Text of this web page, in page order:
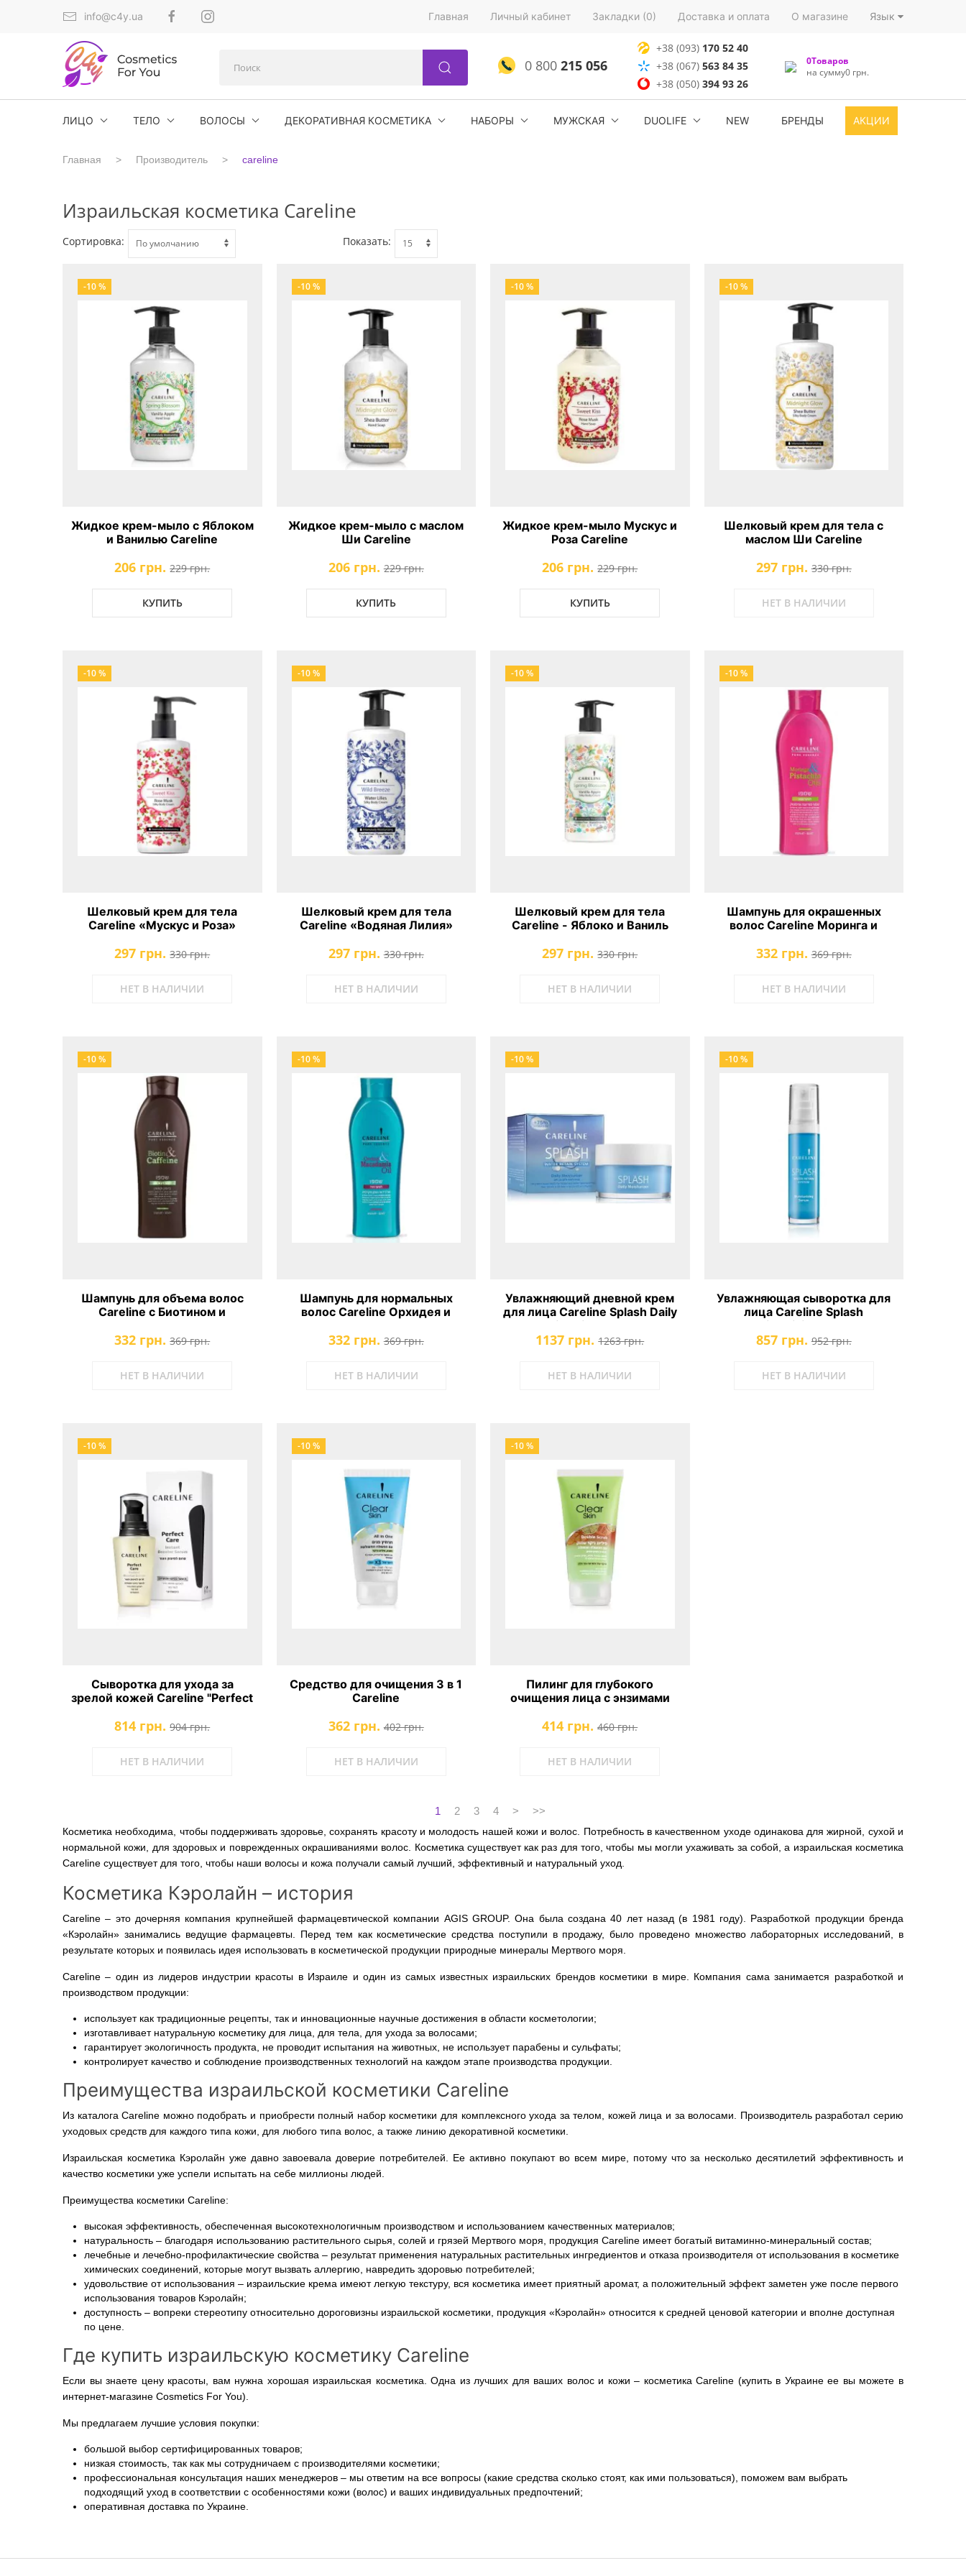
info@c4y.ua Главная Личный кабинет Закладки (0) Доставка и оплата О магазине Язык
0 800215 056
+38 (093) 170 52 40
+38 (067) 563 84 35
+38 (050)394 93 26
0Товаров
на сумму0 грн.
ЛИЦО ТЕЛО ВОЛОСЫ ДЕКОРАТИВНАЯ КОСМЕТИКА НАБОРЫ МУЖСКАЯ DUOLIFE NEW БРЕНДЫ АКЦИИ
Главная Производитель careline
Израильская косметика Careline
Сортировка: Показать:
-10 %
Жидкое крем-мыло с Яблоком
и Ванилью Careline
206 грн. 229 грн.
КУПИТЬ
-10 %
Жидкое крем-мыло с маслом
Ши Careline
206 грн. 229 грн.
КУПИТЬ
-10 %
Жидкое крем-мыло Мускус и
Роза Careline
206 грн. 229 грн.
КУПИТЬ
-10 %
Шелковый крем для тела с
маслом Ши Careline
297 грн. 330 грн.
НЕТ В НАЛИЧИИ
-10 %
Шелковый крем для тела
Careline «Мускус и Роза»
297 грн. 330 грн.
НЕТ В НАЛИЧИИ
-10 %
Шелковый крем для тела
Careline «Водяная Лилия»
297 грн. 330 грн.
НЕТ В НАЛИЧИИ
-10 %
Шелковый крем для тела
Careline - Яблоко и Ваниль
297 грн. 330 грн.
НЕТ В НАЛИЧИИ
-10 %
Шампунь для окрашенных
волос Careline Моринга и
332 грн. 369 грн.
НЕТ В НАЛИЧИИ
-10 %
Шампунь для объема волос
Careline с Биотином и
332 грн. 369 грн.
НЕТ В НАЛИЧИИ
-10 %
Шампунь для нормальных
волос Careline Орхидея и
332 грн. 369 грн.
НЕТ В НАЛИЧИИ
-10 %
Увлажняющий дневной крем
для лица Careline Splash Daily
Moisturizer SPF20
1137 грн. 1263 грн.
НЕТ В НАЛИЧИИ
-10 %
Увлажняющая сыворотка для
лица Careline Splash
Moisturizing Serum
857 грн. 952 грн.
НЕТ В НАЛИЧИИ
-10 %
Сыворотка для ухода за
зрелой кожей Careline "Perfect
814 грн. 904 грн.
НЕТ В НАЛИЧИИ
-10 %
Средство для очищения 3 в 1
Careline
362 грн. 402 грн.
НЕТ В НАЛИЧИИ
-10 %
Пилинг для глубокого
очищения лица с энзимами
414 грн. 460 грн.
НЕТ В НАЛИЧИИ
1 2 3 4 > >>
Косметика необходима, чтобы поддерживать здоровье, сохранять красоту и молодость нашей кожи и волос. Потребность в качественном уходе одинакова для жирной, сухой и
нормальной кожи, для здоровых и поврежденных окрашиваниями волос. Косметика существует как раз для того, чтобы мы могли ухаживать за собой, а израильская косметика
Careline существует для того, чтобы наши волосы и кожа получали самый лучший, эффективный и натуральный уход.
Косметика Кэролайн – история
Careline – это дочерняя компания крупнейшей фармацевтической компании AGIS GROUP. Она была создана 40 лет назад (в 1981 году). Разработкой продукции бренда
«Кэролайн» занимались ведущие фармацевты. Перед тем как косметические средства поступили в продажу, было проведено множество лабораторных исследований, в
результате которых и появилась идея использовать в косметической продукции природные минералы Мертвого моря.
Careline – один из лидеров индустрии красоты в Израиле и один из самых известных израильских брендов косметики в мире. Компания сама занимается разработкой и
производством продукции:
использует как традиционные рецепты, так и инновационные научные достижения в области косметологии;
изготавливает натуральную косметику для лица, для тела, для ухода за волосами;
гарантирует экологичность продукта, не проводит испытания на животных, не использует парабены и сульфаты;
контролирует качество и соблюдение производственных технологий на каждом этапе производства продукции.
Преимущества израильской косметики Careline
Из каталога Careline можно подобрать и приобрести полный набор косметики для комплексного ухода за телом, кожей лица и за волосами. Производитель разработал серию
уходовых средств для каждого типа кожи, для любого типа волос, а также линию декоративной косметики.
Израильская косметика Кэролайн уже давно завоевала доверие потребителей. Ее активно покупают во всем мире, потому что за несколько десятилетий эффективность и
качество косметики уже успели испытать на себе миллионы людей.
Преимущества косметики Careline:
высокая эффективность, обеспеченная высокотехнологичным производством и использованием качественных материалов;
натуральность – благодаря использованию растительного сырья, солей и грязей Мертвого моря, продукция Careline имеет богатый витаминно-минеральный состав;
лечебные и лечебно-профилактические свойства – результат применения натуральных растительных ингредиентов и отказа производителя от использования в косметике
химических соединений, которые могут вызвать аллергию, навредить здоровью потребителей;
удовольствие от использования – израильские крема имеют легкую текстуру, вся косметика имеет приятный аромат, а положительный эффект заметен уже после первого
использования товаров Кэролайн;
доступность – вопреки стереотипу относительно дороговизны израильской косметики, продукция «Кэролайн» относится к средней ценовой категории и вполне доступная
по цене.
Где купить израильскую косметику Careline
Если вы знаете цену красоты, вам нужна хорошая израильская косметика. Одна из лучших для ваших волос и кожи – косметика Careline (купить в Украине ее вы можете в
интернет-магазине Cosmetics For You).
Мы предлагаем лучшие условия покупки:
большой выбор сертифицированных товаров;
низкая стоимость, так как мы сотрудничаем с производителями косметики;
профессиональная консультация наших менеджеров – мы ответим на все вопросы (какие средства сколько стоят, как ими пользоваться), поможем вам выбрать
подходящий уход в соответствии с особенностями кожи (волос) и ваших индивидуальных предпочтений;
оперативная доставка по Украине.